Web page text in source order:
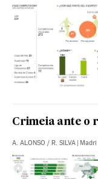
Crimeia ante o
A. ALONSO / R. SILVA | Madri